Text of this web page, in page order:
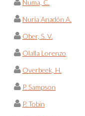
Numa, C.
Nuria Anadón A.
Ober, S. V.
Olalla Lorenzo
Overbeek, H.
P. Sampson
P. Tobin